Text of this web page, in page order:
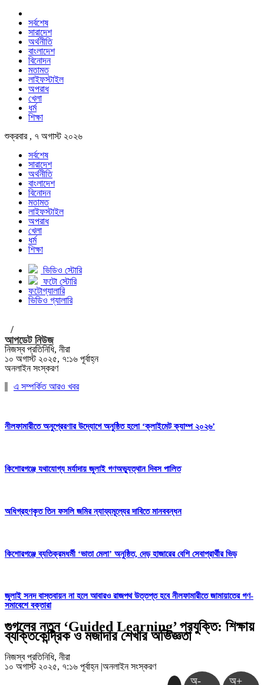
সর্বশেষ
সারাদেশ
অর্থনীতি
বাংলাদেশ
বিনোদন
মতামত
লাইফস্টাইল
অপরাধ
খেলা
ধর্ম
শিক্ষা
শুক্রবার , ৭ অগাস্ট ২০২৬
সর্বশেষ
সারাদেশ
অর্থনীতি
বাংলাদেশ
বিনোদন
মতামত
লাইফস্টাইল
অপরাধ
খেলা
ধর্ম
শিক্ষা
ভিডিও স্টোরি
ফটো স্টোরি
ফটোগ্যালারি
ভিডিও গ্যালারি
/
আপডেট নিউজ
নিজস্ব প্রতিনিধি, নীরা
১০ অগাস্ট ২০২৫, ৭:১৬ পূর্বাহ্ন
অনলাইন সংস্করণ
এ সম্পর্কিত আরও খবর
নীলফামারীতে অনুপ্রেরণার উদ্যোগে অনুষ্ঠিত হলো ‘ক্লাইমেট ক্যাম্প ২০২৬’
কিশোরগঞ্জে যথাযোগ্য মর্যাদায় জুলাই গণঅভ্যুত্থান দিবস পালিত
অধিগ্রহণকৃত তিন ফসলি জমির ন্যায্যমূল্যের দাবিতে মানববন্ধন
কিশোরগঞ্জে ব্যতিক্রমধর্মী ‘ভাতা মেলা’ অনুষ্ঠিত, দেড় হাজারের বেশি সেবাপ্রার্থীর ভিড়
জুলাই সনদ বাস্তবায়ন না হলে আবারও রাজপথ উত্তপ্ত হবে নীলফামারীতে জামায়াতের গণ-
সমাবেশে বক্তারা
গুগলের নতুন ‘Guided Learning’ প্রযুক্তি: শিক্ষায়
ব্যক্তিকেন্দ্রিক ও মজাদার শেখার অভিজ্ঞতা
নিজস্ব প্রতিনিধি, নীরা
১০ অগাস্ট ২০২৫, ৭:১৬ পূর্বাহ্ন |অনলাইন সংস্করণ
অ- অ+